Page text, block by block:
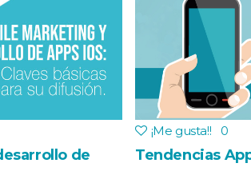
de
¡Me gusta!! 0
Tendencias